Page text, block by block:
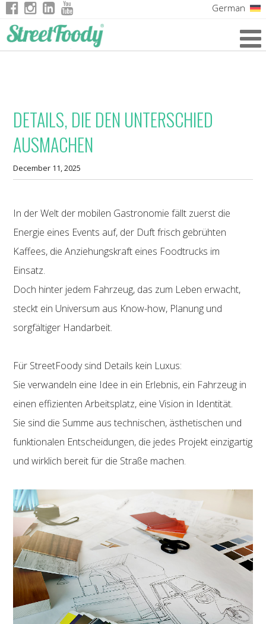
German
DETAILS, DIE DEN UNTERSCHIED
AUSMACHEN
December 11, 2025
In der Welt der mobilen Gastronomie fällt zuerst die
Energie eines Events auf, der Duft frisch gebrühten
Kaffees, die Anziehungskraft eines Foodtrucks im
Einsatz.
Doch hinter jedem Fahrzeug, das zum Leben erwacht,
steckt ein Universum aus Know-how, Planung und
sorgfältiger Handarbeit.
Für StreetFoody sind Details kein Luxus:
Sie verwandeln eine Idee in ein Erlebnis, ein Fahrzeug in
einen effizienten Arbeitsplatz, eine Vision in Identität.
Sie sind die Summe aus technischen, ästhetischen und
funktionalen Entscheidungen, die jedes Projekt einzigartig
und wirklich bereit für die Straße machen.